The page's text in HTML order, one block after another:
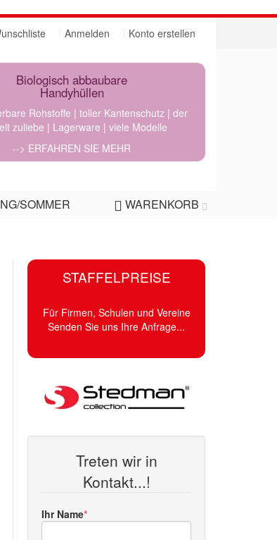
Anmelden Konto erstellen
Biologisch abbaubare
Handyhüllen
Rohstoffe | toller Kantenschutz | der
zuliebe | Lagerware | viele Modelle
--> ERFAHREN SIE MEHR
WARENKORB
SOMMER
STAFFELPREISE
Für Firmen, Schulen und Vereine
Senden Sie uns Ihre Anfrage...
Treten wir in
Kontakt...!
Ihr Name